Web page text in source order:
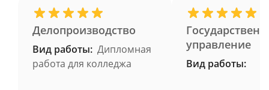
Делопроизводство
Вид работы: Дипломная
работа для колледжа
управление
Вид работы: